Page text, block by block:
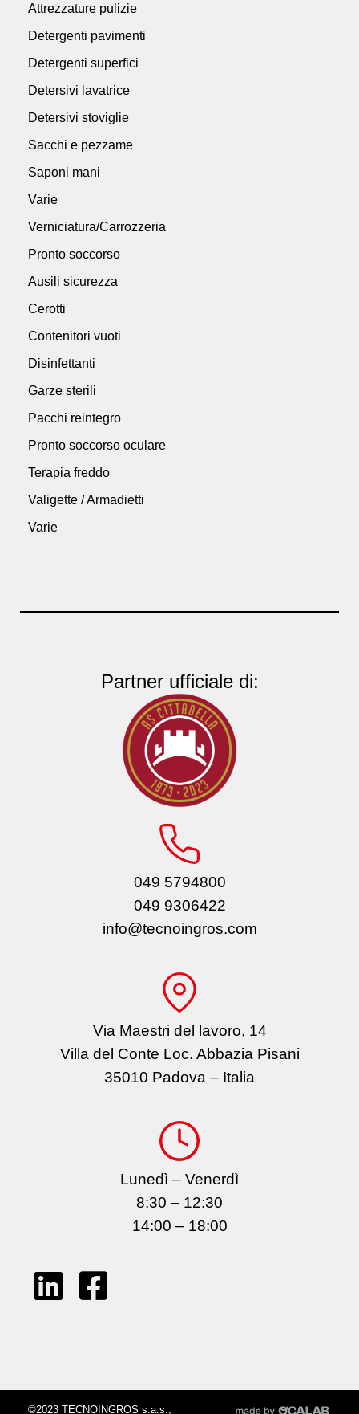
Attrezzature pulizie
Detergenti pavimenti
Detergenti superfici
Detersivi lavatrice
Detersivi stoviglie
Sacchi e pezzame
Saponi mani
Varie
Verniciatura/Carrozzeria
Pronto soccorso
Ausili sicurezza
Cerotti
Contenitori vuoti
Disinfettanti
Garze sterili
Pacchi reintegro
Pronto soccorso oculare
Terapia freddo
Valigette / Armadietti
Varie
Partner ufficiale di:
049 5794800
049 9306422
info@tecnoingros.com
Via Maestri del lavoro, 14
Villa del Conte Loc. Abbazia Pisani
35010 Padova – Italia
Lunedì – Venerdì
8:30 – 12:30
14:00 – 18:00
©2023 TECNOINGROS s.a.s.,